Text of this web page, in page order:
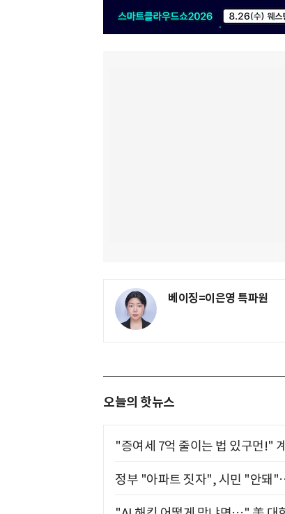
베이징=이은영 특파원
오늘의 핫뉴스
"증여세 7억 줄이는 법 있구먼!"
정부 "아파트 짓자", 시민 "안돼